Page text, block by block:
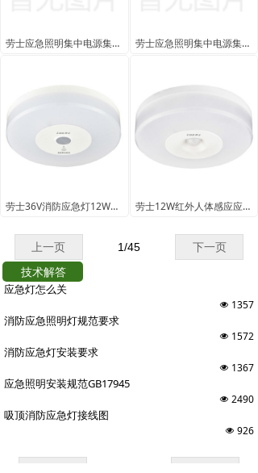
劳士应急照明集中电源集中控制型LED双头应急灯 劳士应急照明集中电源集中控制型水晶方头应急灯
劳士36V消防应急灯12W微波感应吸顶灯 劳士12W红外人体感应应急照明吸顶灯
上一页 下一页
1/45
应急灯怎么关
넶 1357
消防应急照明灯规范要求
넶 1572
消防应急灯安装要求
넶 1367
应急照明安装规范GB17945
넶 2490
吸顶消防应急灯接线图
넶 926
技术解答